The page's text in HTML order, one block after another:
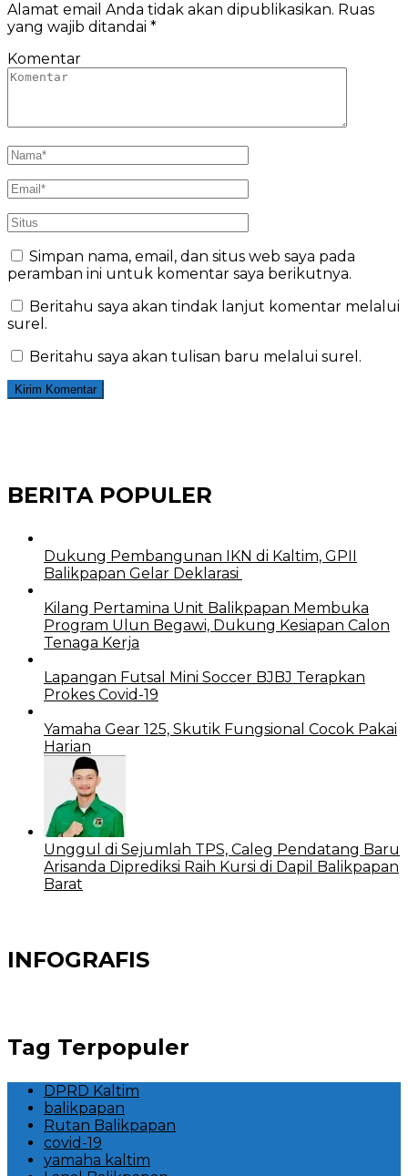
Alamat email Anda tidak akan dipublikasikan. Ruas
yang wajib ditandai *
Komentar
Simpan nama, email, dan situs web saya pada
peramban ini untuk komentar saya berikutnya.
Beritahu saya akan tindak lanjut komentar melalui
surel.
Beritahu saya akan tulisan baru melalui surel.
BERITA POPULER
Dukung Pembangunan IKN di Kaltim, GPII
Balikpapan Gelar Deklarasi
Kilang Pertamina Unit Balikpapan Membuka
Program Ulun Begawi, Dukung Kesiapan Calon
Tenaga Kerja
Lapangan Futsal Mini Soccer BJBJ Terapkan
Prokes Covid-19
Yamaha Gear 125, Skutik Fungsional Cocok Pakai
Harian
Unggul di Sejumlah TPS, Caleg Pendatang Baru
Arisanda Diprediksi Raih Kursi di Dapil Balikpapan
Barat
INFOGRAFIS
Tag Terpopuler
DPRD Kaltim
balikpapan
Rutan Balikpapan
covid-19
yamaha kaltim